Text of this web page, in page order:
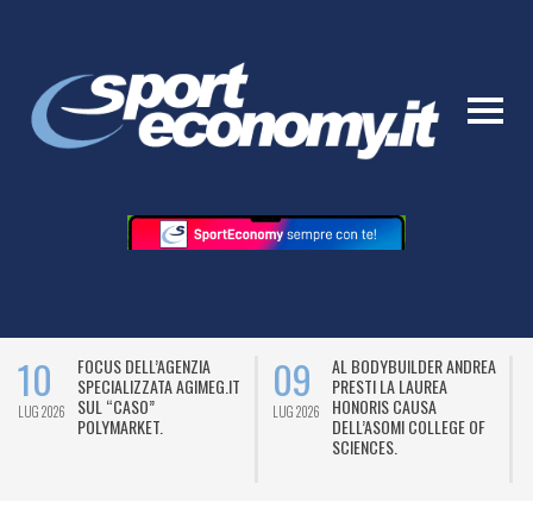
10
LUG 2026
FOCUS DELL’AGENZIA
SPECIALIZZATA AGIMEG.IT
SUL “CASO”
POLYMARKET.
09
LUG 2026
AL BODYBUILDER ANDREA
PRESTI LA LAUREA
HONORIS CAUSA
DELL’ASOMI COLLEGE OF
SCIENCES.